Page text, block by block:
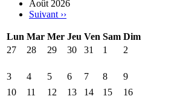
Août 2026
Suivant ››
Lun Mar Mer Jeu Ven Sam Dim
27
28 29 30 31 1 2
3 4 5 6 7 8
9
10
11 12 13 14 15
16